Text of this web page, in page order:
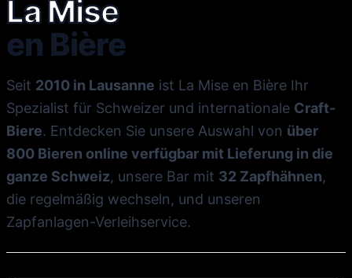
La Mise
en Bière
Seit 2010 in Lausanne ist La Mise en Bière Ihr
Spezialist für Schweizer und internationale Craft-
Biere. Entdecken Sie unsere Auswahl von über
800 Bieren online verfügbar mit Lieferung in die
ganze Schweiz, unsere Bar mit 32 Zapfhähnen,
die regelmäßig wechseln, und unseren
Zapfanlagen-Verleihservice.